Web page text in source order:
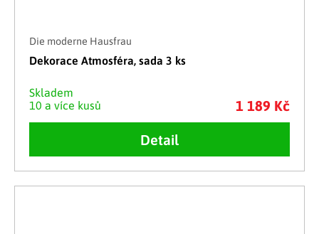
Die moderne Hausfrau
Dekorace Atmosféra, sada 3 ks
Skladem
10 a více kusů
1 189 Kč
Detail